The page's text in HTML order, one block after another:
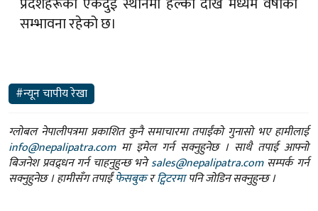
सम्भावना रहेको छ।
#न्यून चापीय रेखा
ग्लोबल नेपालीपत्रमा प्रकाशित कुनै समाचारमा तपाईंको गुनासो भए हामीलाई
info@nepalipatra.comमा इमेल गर्न सक्नुहुनेछ । साथै तपाई आफ्नो
बिजनेश प्रवद्र्धन गर्न चाहनुहुन्छ भनेsales@nepalipatra.comसम्पर्क गर्न
सक्नुहुनेछ । हामीसँग तपाईंफेसबुकरट्विटरमापनि जोडिन सक्नुहुन्छ ।